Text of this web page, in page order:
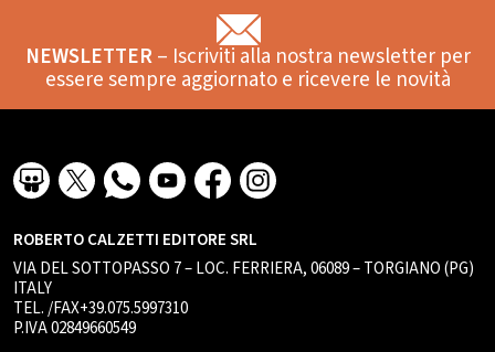
NEWSLETTER– Iscriviti alla nostra newsletter per
essere sempre aggiornato e ricevere le novità
ROBERTO CALZETTI EDITORE SRL
VIA DEL SOTTOPASSO 7 – LOC. FERRIERA, 06089 – TORGIANO (PG)
ITALY
TEL. /FAX+39.075.5997310
P.IVA 02849660549